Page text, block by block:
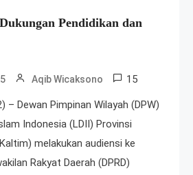
Pendidikan dan
Aqib Wicaksono 15
– Dewan Pimpinan Wilayah (DPW)
Indonesia (LDII) Provinsi
melakukan audiensi ke
Rakyat Daerah (DPRD)